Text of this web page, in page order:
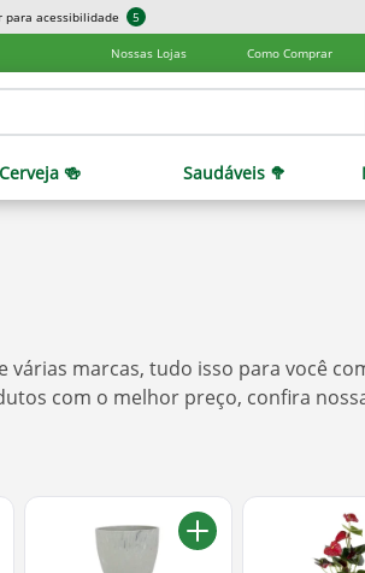
para acessibilidade 5
Nossas Lojas Como Comprar
Cerveja 🍻 Saudáveis 🥦
marcas, tudo isso para você
com o melhor preço, confira